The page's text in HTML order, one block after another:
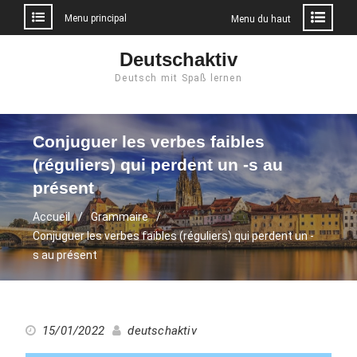
Menu principal Menu du haut
Deutschaktiv
Deutsch mit Spaß lernen
Conjuguer les verbes faibles
(réguliers) qui perdent un -s au
présent
Accueil
Grammaire
Conjuguer les verbes faibles (réguliers) qui perdent un -
s au présent
15/01/2022 deutschaktiv